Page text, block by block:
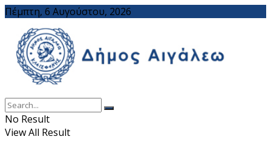
Πέμπτη, 6 Αυγούστου, 2026
No Result
View All Result